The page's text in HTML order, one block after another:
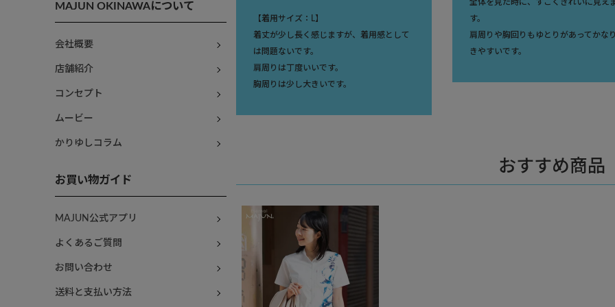
MAJUN OKINAWAについて
会社概要
店舗紹介
コンセプト
ムービー
かりゆしコラム
お買い物ガイド
MAJUN公式アプリ
よくあるご質問
お問い合わせ
送料と支払い方法
【着用サイズ：L】
着丈が少し長く感じますが、着用感として
は問題ないです。
肩周りは丁度いいです。
胸周りは少し大きいです。
全体を見た時に、すごくきれいに見え
す。
肩周りや胸回りもゆとりがあってかな
きやすいです。
おすすめ商品